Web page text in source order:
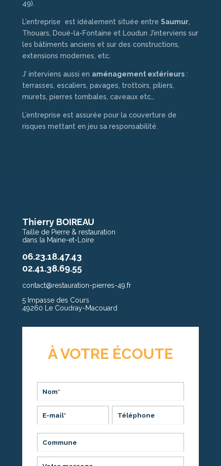
49).
L’entreprise est idéalement située entre Saumur,
Thouars, Doué-la-Fontaine et Loudun J’interviens sur
les bâtiments anciens et sur des constructions,
extensions modernes, etc.
J’ interviens aussi en aménagement extérieurs:
terrasses, escaliers, pavages, trottoirs, piliers,
murets, pierres tombales, caveaux etc…
L’entreprise est assurée pour la couverture de
risques mettant en jeu sa responsabilité.
Thierry BOIREAU
Taille de Pierre & restauration
dans la Maine-et-Loire
06.23.18.47.43
02.41.38.69.55
contact@restauration-pierres-49.fr
5 Impasse des Cours
49260 Le Coudray-Macouard
À VOTRE ÉCOUTE